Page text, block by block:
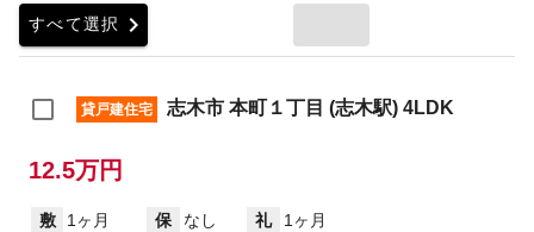
すべて選択 chevron_right
貸戸建住宅 志木市 本町１丁目 (志木駅) 4LDK
12.5万円
敷 1ヶ月 保 なし 礼
1ヶ月